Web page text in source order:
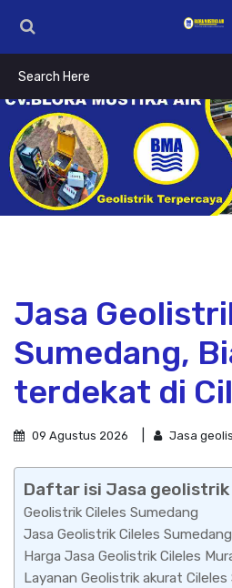
Jasa
Sumedang,
terdekat di
09 Agustus 2026 Jasa
Daftar isi Jasa geolistrik
Geolistrik Cileles Sumedang
Jasa Geolistrik Cileles Sumedang
Harga Jasa Geolistrik Cileles
Layanan Geolistrik akurat Cileles